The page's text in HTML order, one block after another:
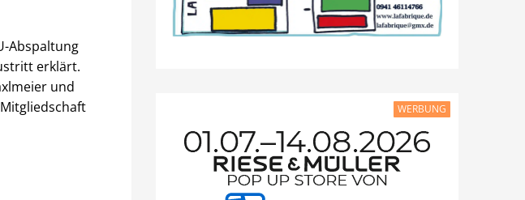
Abspaltung
erklärt.
und
WERBUNG